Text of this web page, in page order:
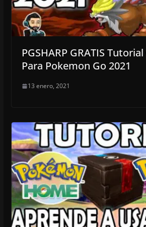
PGSHARP GRATIS
Para Pokemon Go 2021
13 enero, 2021